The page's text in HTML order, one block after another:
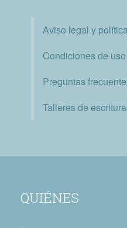
Aviso legal y
Condiciones de uso
Preguntas
Talleres de
QUIÉNES